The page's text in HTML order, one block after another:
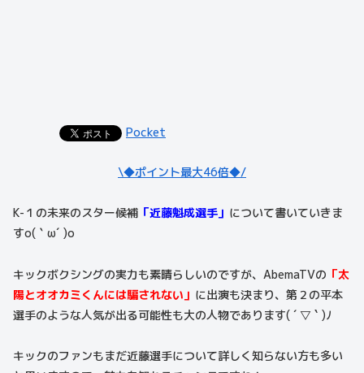
Pocket
\◆ポイント最大46倍◆/
K-１の未来のスター候補 「近藤魁成選手」 について書いていきま
すo(｀ω´ )o
キックボクシングの実力も素晴らしいのですが、AbemaTVの 「太
陽とオオカミくんには騙されない」 に出演も決まり、第２の平本
選手のような人気が出る可能性も大の人物であります( ´ ▽ ` )ﾉ
キックのファンもまだ近藤選手について詳しく知らない方も多い